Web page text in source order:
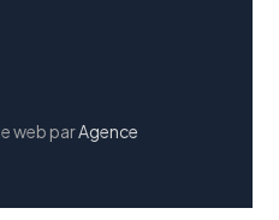
web parAgence